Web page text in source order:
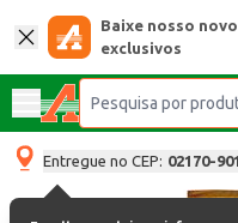
Baixe nosso
exclusivos
Entregue no CEP: 02170-901